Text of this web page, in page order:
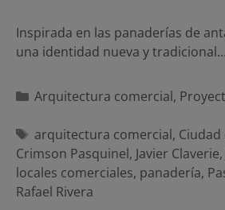
Inspirada en las panaderías de
una identidad nueva y tradicional…
Categorías
Arquitectura comercial,
Etiquetas
arquitectura comercial, Ciudad
Crimson Pasquinel, Javier Claverie,
locales comerciales, panadería,
Rafael Rivera